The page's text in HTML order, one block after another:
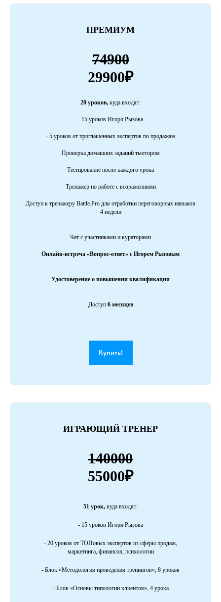
ПРЕМИУМ
74900
29900₽
20 уроков, куда входят:
- 15 уроков Игоря Рызова
- 5 уроков от приглашенных экспертов по продажам
Проверка домашних заданий тьютором
Тестирование после каждого урока
Тренажер по работе с возражениями
Доступ к тренажеру Battle.Pro для отработки переговорных навыков
4 недели
Чат с участниками и кураторами
Онлайн-встреча «Вопрос-ответ» с Игорем Рызовым
Удостоверение о повышении квалификации
Доступ 6 месяцев
Купить!
ИГРАЮЩИЙ ТРЕНЕР
140000
55000₽
51 урок, куда входят:
- 15 уроков Игоря Рызова
- 20 уроков от ТОПовых экспертов из сферы продаж,
маркетинга, финансов, психологии
- Блок «Методология проведения тренингов», 8 уроков
- Блок «Основы типологии клиентов», 4 урока